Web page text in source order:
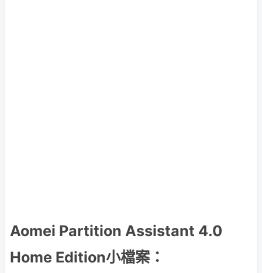
Aomei Partition Assistant 4.0
Home Edition小檔案：